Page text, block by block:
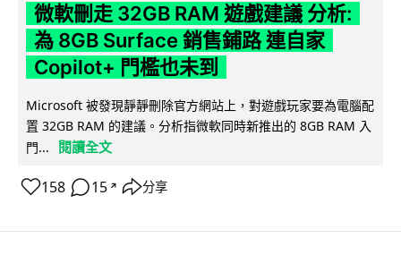
微軟刪走 32GB RAM 遊戲建議 分析:
為 8GB Surface 銷售鋪路 連自家
Copilot+ 門檻也未到
Microsoft 被發現靜靜刪除官方網站上，對遊戲玩家要為電腦配
置 32GB RAM 的建議。分析指微軟同時新推出的 8GB RAM 入
門...
閱讀全文
158 15 ↗ 分享